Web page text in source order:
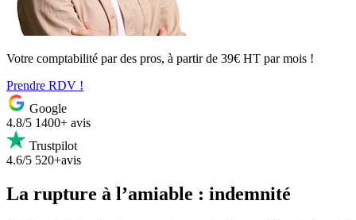
Votre comptabilité par des pros, à partir de 39€ HT par mois !
Prendre RDV !
Google
4.8/5 1400+ avis
Trustpilot
4.6/5 520+avis
La rupture à l’amiable : indemnité